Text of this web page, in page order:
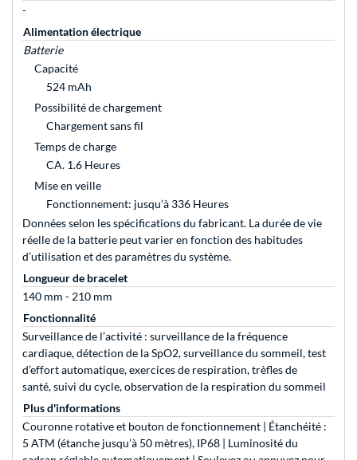
-
Alimentation électrique
Batterie
Capacité
524 mAh
Possibilité de chargement
Chargement sans fil
Temps de charge
CA. 1.6 Heures
Mise en veille
Fonctionnement: jusqu’à 336 Heures
Données selon les spécifications du fabricant. La durée de vie
réelle de la batterie peut varier en fonction des habitudes
d’utilisation et des paramètres du système.
Longueur de bracelet
140 mm - 210 mm
Fonctionnalité
Surveillance de l’activité : surveillance de la fréquence
cardiaque, détection de la SpO2, surveillance du sommeil, test
d’effort automatique, exercices de respiration, trèfles de
santé, suivi du cycle, observation de la respiration du sommeil
Plus d'informations
Couronne rotative et bouton de fonctionnement | Étanchéité :
5 ATM (étanche jusqu’à 50 mètres), IP68 | Luminosité du